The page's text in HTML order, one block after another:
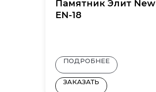
Памятник Элит New
EN-18
ПОДРОБНЕЕ
ЗАКАЗАТЬ